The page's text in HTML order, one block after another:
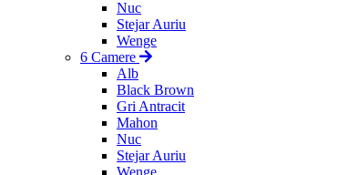
Nuc
Stejar Auriu
Wenge
6 Camere
Alb
Black Brown
Gri Antracit
Mahon
Nuc
Stejar Auriu
Wenge